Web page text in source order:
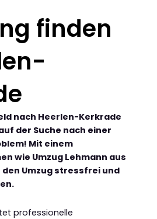
finden
nach Heerlen-Kerkrade
der Suche nach einer
Mit einem
wie Umzug Lehmann aus
Umzug stressfrei und
professionelle